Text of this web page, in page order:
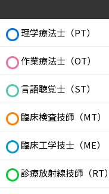
理学療法士（PT）
作業療法士（OT）
言語聴覚士（ST）
臨床検査技師（MT）
臨床工学技士（ME）
診療放射線技師（RT）